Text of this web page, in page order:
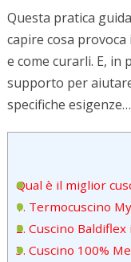
Questa pratica
capire cosa
e come curarli. E,
supporto per
specifiche
Qual è il miglior
1. Termocuscino
2. Cuscino
3. Cuscino 100%